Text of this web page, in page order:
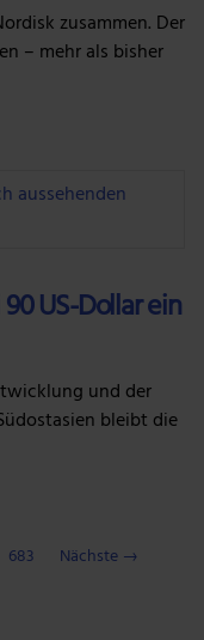
zusammen. Der
– mehr als bisher
US-Dollar ein
und der
bleibt die
683 Nächste →